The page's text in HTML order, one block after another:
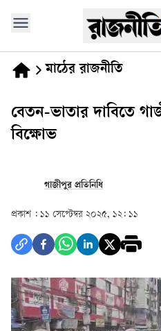
মাঠের রাজনীতি
বেতন-ভাতার দাবিতে
বিক্ষোভ
গাজীপুর প্রতিনিধি
প্রকাশ : ১১ সেপ্টেম্বর ২০২৫, ১২: ১১